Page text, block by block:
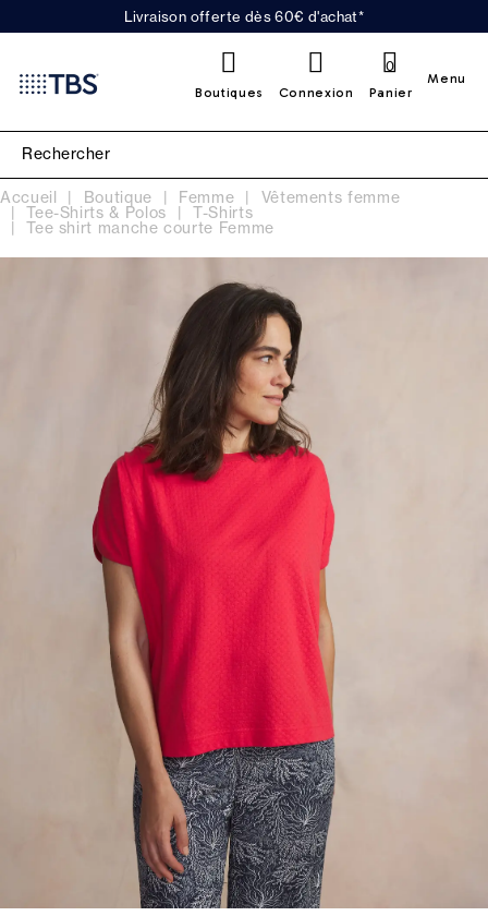
Livraison offerte dès 60€ d'achat*
Boutiques Connexion Panier
0
Menu
Accueil Boutique Femme Vêtements femme
Tee-Shirts & Polos T-Shirts
Tee shirt manche courte Femme